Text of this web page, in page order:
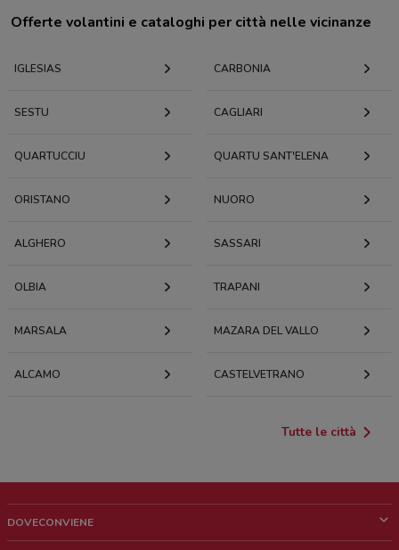
Offerte volantini e cataloghi per città nelle vicinanze
IGLESIAS CARBONIA
SESTU CAGLIARI
QUARTUCCIU QUARTU SANT'ELENA
ORISTANO NUORO
ALGHERO SASSARI
OLBIA TRAPANI
MARSALA MAZARA DEL VALLO
ALCAMO CASTELVETRANO
Tutte le città
DOVECONVIENE